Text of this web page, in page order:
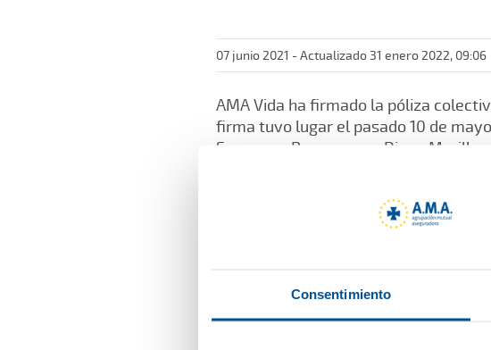
Consentimiento
07 junio 2021 - Actualizado 31 enero 2022, 09:06
AMA Vida ha firmado la póliza
firma tuvo lugar el pasado 10 de
Seguros y Reaseguros, Diego Murillo,
En la misma fecha y también en la
En el acto también estuvo presente